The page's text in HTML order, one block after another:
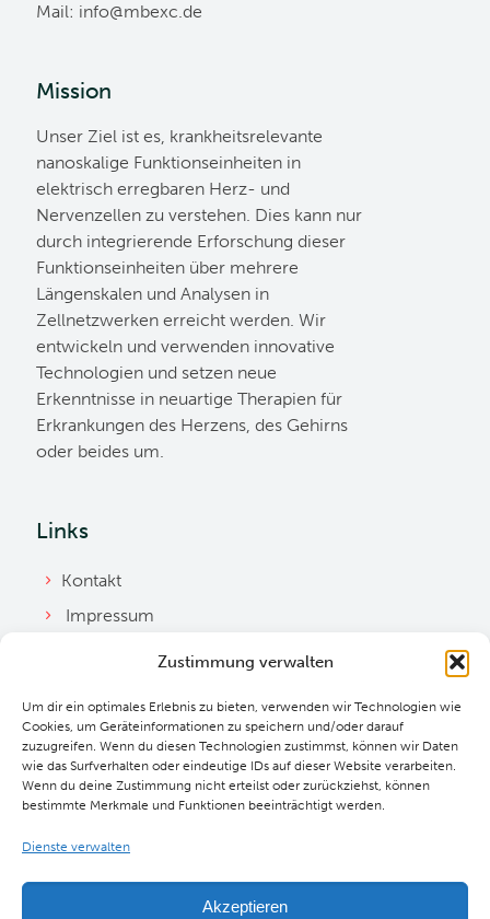
Zustimmung verwalten
Um dir ein optimales Erlebnis zu bieten, verwenden wir Technologien wie
Cookies, um Geräteinformationen zu speichern und/oder darauf
zuzugreifen. Wenn du diesen Technologien zustimmst, können wir Daten
wie das Surfverhalten oder eindeutige IDs auf dieser Website verarbeiten.
Wenn du deine Zustimmung nicht erteilst oder zurückziehst, können
bestimmte Merkmale und Funktionen beeinträchtigt werden.
Dienste verwalten
Akzeptieren
Mail: ed.cxebm@ofni
Mission
Unser Ziel ist es, krankheitsrelevante
nanoskalige Funktionseinheiten in
elektrisch erregbaren Herz- und
Nervenzellen zu verstehen. Dies kann nur
durch integrierende Erforschung dieser
Funktionseinheiten über mehrere
Längenskalen und Analysen in
Zellnetzwerken erreicht werden. Wir
entwickeln und verwenden innovative
Technologien und setzen neue
Erkenntnisse in neuartige Therapien für
Erkrankungen des Herzens, des Gehirns
oder beides um.
Links
Kontakt
Impressum
Datenschutzerklärung
Cookie Richtlinie
Downloads